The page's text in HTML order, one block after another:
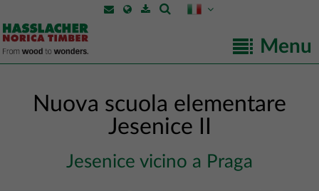
Menu
Nuova scuola elementare
Jesenice II
Jesenice vicino a Praga